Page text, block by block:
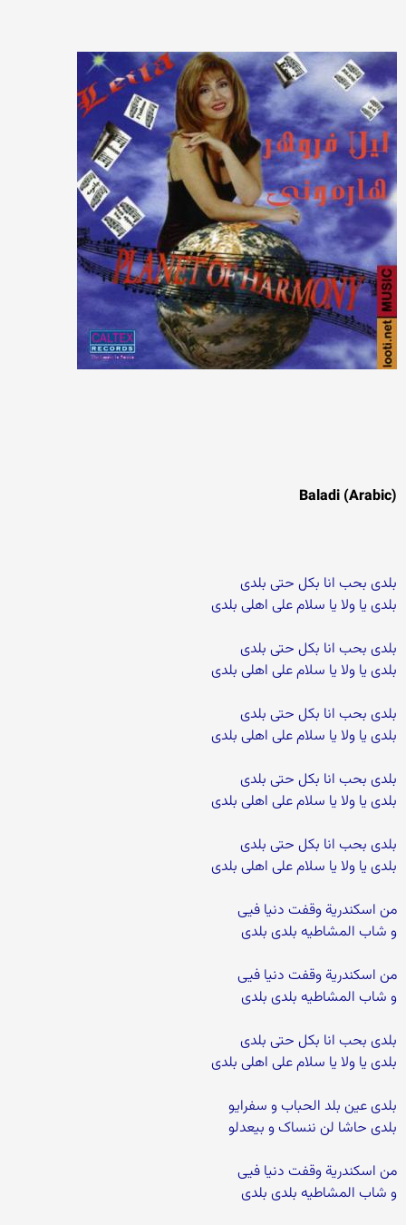
(Baladi (Arabic
بلدی بحب انا بکل حتی بلدی
بلدی یا ولا یا سلام علی اهلی بلدی
بلدی بحب انا بکل حتی بلدی
بلدی یا ولا یا سلام علی اهلی بلدی
بلدی بحب انا بکل حتی بلدی
بلدی یا ولا یا سلام علی اهلی بلدی
بلدی بحب انا بکل حتی بلدی
بلدی یا ولا یا سلام علی اهلی بلدی
بلدی بحب انا بکل حتی بلدی
بلدی یا ولا یا سلام علی اهلی بلدی
من اسکندریة وقفت دنیا فیی
و شاب المشاطیه بلدی بلدی
من اسکندریة وقفت دنیا فیی
و شاب المشاطیه بلدی بلدی
بلدی بحب انا بکل حتی بلدی
بلدی یا ولا یا سلام علی اهلی بلدی
بلدی عین بلد الحباب و سفرایو
بلدی حاشا لن ننساک و بیعدلو
من اسکندریة وقفت دنیا فیی
و شاب المشاطیه بلدی بلدی